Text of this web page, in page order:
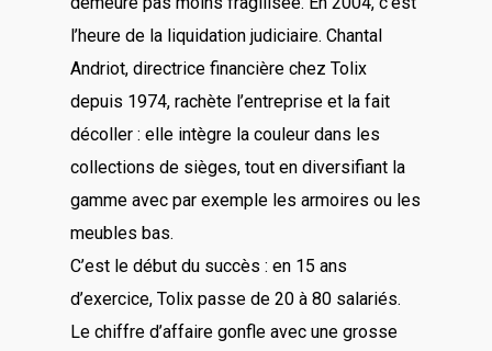
l’heure de la liquidation judiciaire. Chantal
Andriot, directrice financière chez Tolix
depuis 1974, rachète l’entreprise et la fait
décoller : elle intègre la couleur dans les
collections de sièges, tout en diversifiant la
gamme avec par exemple les armoires ou les
meubles bas.
C’est le début du succès : en 15 ans
d’exercice, Tolix passe de 20 à 80 salariés.
Le chiffre d’affaire gonfle avec une grosse